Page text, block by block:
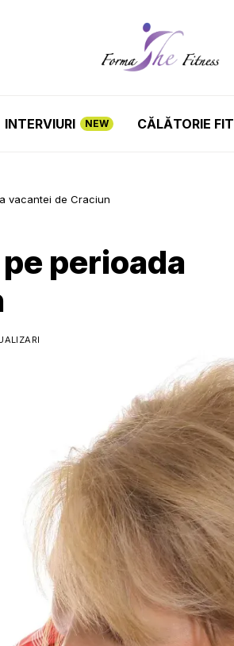
INTERVIURI NEW CĂLĂTORIE FIT
vacantei de Craciun
perioada